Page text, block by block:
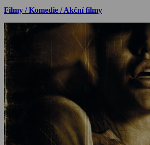
Filmy / Komedie / Akční filmy